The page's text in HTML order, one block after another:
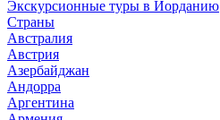
Экскурсионные туры в Иорданию
Страны
Австралия
Австрия
Азербайджан
Андорра
Аргентина